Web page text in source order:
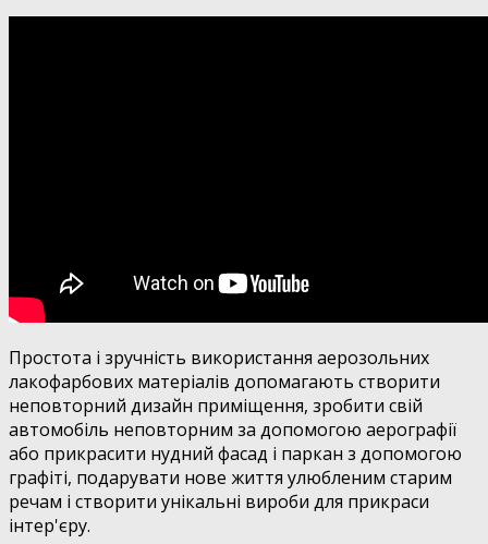
Простота і зручність використання аерозольних
лакофарбових матеріалів допомагають створити
неповторний дизайн приміщення, зробити свій
автомобіль неповторним за допомогою аерографії
або прикрасити нудний фасад і паркан з допомогою
графіті, подарувати нове життя улюбленим старим
речам і створити унікальні вироби для прикраси
інтер'єру.